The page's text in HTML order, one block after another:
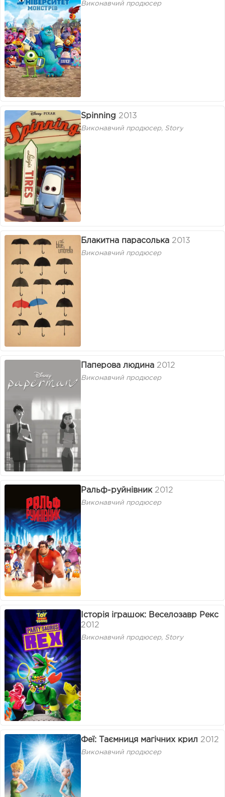
Виконавчий продюсер
Spinning 2013
Виконавчий продюсер, Story
Блакитна парасолька 2013
Виконавчий продюсер
Паперова людина 2012
Виконавчий продюсер
Ральф-руйнівник 2012
Виконавчий продюсер
Історія іграшок: Веселозавр Рекс
2012
Виконавчий продюсер, Story
Феї: Таємниця магічних крил 2012
Виконавчий продюсер